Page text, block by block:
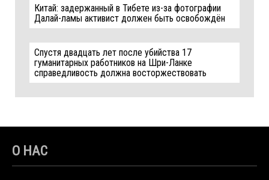
Китай: задержанный в Тибете из-за фотографии
Далай-ламы активист должен быть освобождён
Спустя двадцать лет после убийства 17
гуманитарных работников на Шри-Ланке
справедливость должна восторжествовать
О НАС